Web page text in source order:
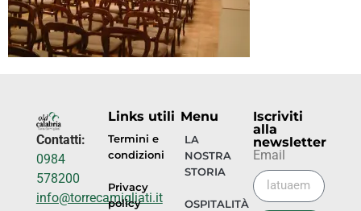
Contatti:
0984
578200
info@torrecamigliati.it
Links utili
Termini e
condizioni
Privacy
policy
Menu
LA
NOSTRA
STORIA
OSPITALITÀ
Iscriviti
alla
newsletter
Email